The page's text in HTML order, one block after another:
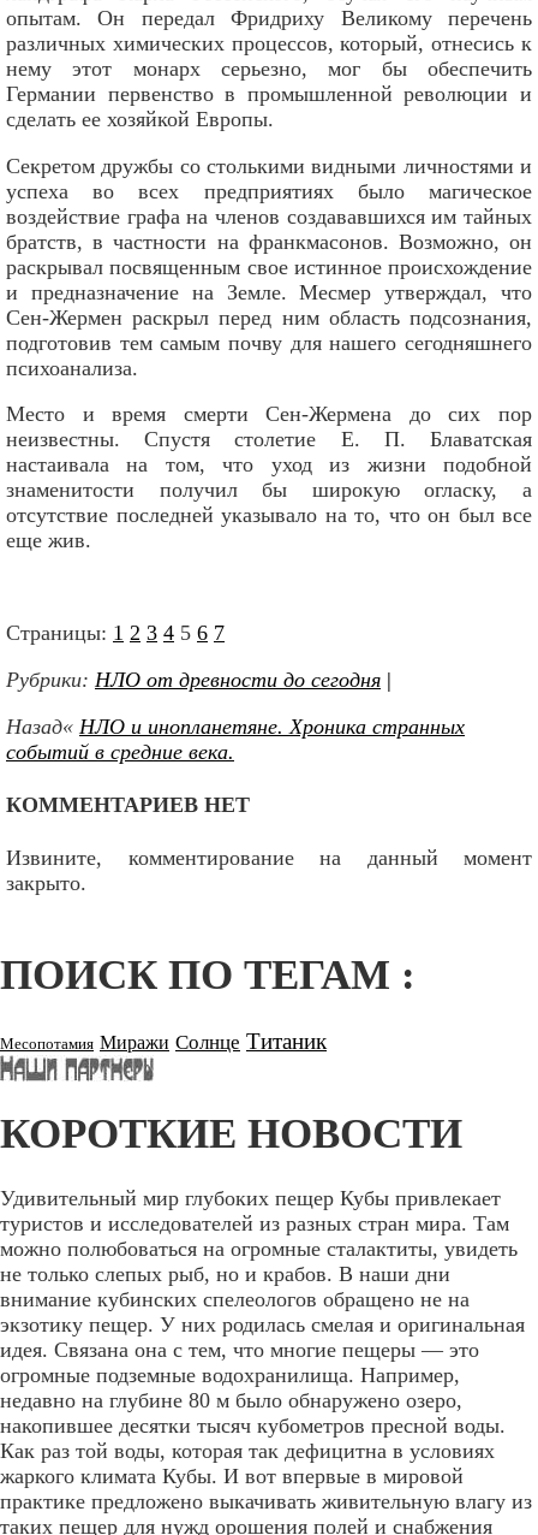
опытам. Он передал Фридриху Великому перечень
различных химических процессов, который, отнесись к
нему этот монарх серьезно, мог бы обеспечить
Германии первенство в промышленной революции и
сделать ее хозяйкой Европы.
Секретом дружбы со столькими видными личностями и
успеха во всех предприятиях было магическое
воздействие графа на членов создававшихся им тайных
братств, в частности на франкмасонов. Возможно, он
раскрывал посвященным свое истинное происхождение
и предназначение на Земле. Месмер утверждал, что
Сен-Жермен раскрыл перед ним область подсознания,
подготовив тем самым почву для нашего сегодняшнего
психоанализа.
Место и время смерти Сен-Жермена до сих пор
неизвестны. Спустя столетие Е. П. Блаватская
настаивала на том, что уход из жизни подобной
знаменитости получил бы широкую огласку, а
отсутствие последней указывало на то, что он был все
еще жив.
Страницы: 1 2 3 4 5 6 7
Рубрики: НЛО от древности до сегодня |
Назад« НЛО и инопланетяне. Хроника странных
событий в средние века.
КОММЕНТАРИЕВ НЕТ
Извините, комментирование на данный момент
закрыто.
ПОИСК ПО ТЕГАМ :
Месопотамия Миражи Солнце Титаник
КОРОТКИЕ НОВОСТИ
Удивительный мир глубоких пещер Кубы привлекает
туристов и исследователей из разных стран мира. Там
можно полюбоваться на огромные сталактиты, увидеть
не только слепых рыб, но и крабов. В наши дни
внимание кубинских спелеологов обращено не на
экзотику пещер. У них родилась смелая и оригинальная
идея. Связана она с тем, что многие пещеры — это
огромные подземные водохранилища. Например,
недавно на глубине 80 м было обнаружено озеро,
накопившее десятки тысяч кубометров пресной воды.
Как раз той воды, которая так дефицитна в условиях
жаркого климата Кубы. И вот впервые в мировой
практике предложено выкачивать живительную влагу из
таких пещер для нужд орошения полей и снабжения